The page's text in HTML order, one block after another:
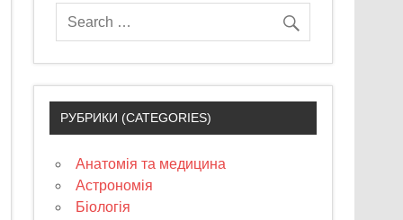
РУБРИКИ (CATEGORIES)
Анатомія та медицина
Астрономія
Біологія